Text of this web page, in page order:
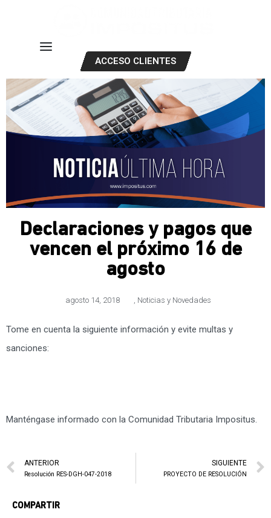
ACCESO CLIENTES
Declaraciones y pagos que
vencen el próximo 16 de
agosto
agosto 14, 2018 , Noticias y Novedades
Tome en cuenta la siguiente información y evite multas y
sanciones:
Manténgase informado con la Comunidad Tributaria Impositus.
ANTERIOR
Resolución RES-DGH-047-2018
SIGUIENTE
PROYECTO DE RESOLUCIÓN
COMPARTIR